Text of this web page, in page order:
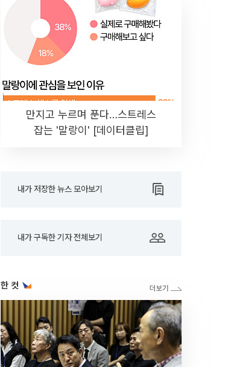
만지고 누르며 푼다…스트레스
잡는 '말랑이' [데이터클립]
내가 저장한 뉴스 모아보기
내가 구독한 기자 전체보기
한 컷